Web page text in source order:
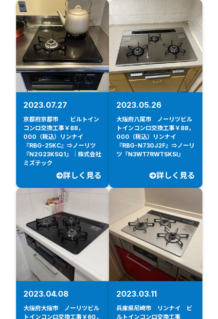
2023.07.27
京都府京都市 ビルトイン
コンロ交換工事￥88，
000（税込）リンナイ
『RBG-25KC』⇒ノーリツ
『N2G23KSQ1』｜株式会社
ミズテック
詳しく見る
2023.05.26
大阪府八尾市 ノーリツビル
トインコンロ交換工事￥88，
000（税込）リンナイ
『RBG-N730J2F』⇒ノーリ
ツ『N3WT7RWTSKSI』
詳しく見る
2023.04.08
大阪府大阪市 ノーリツビル
トインコンロ交換工事￥60，
2023.03.11
兵庫県尼崎市 リンナイ ビ
ルトインコンロ交換工事